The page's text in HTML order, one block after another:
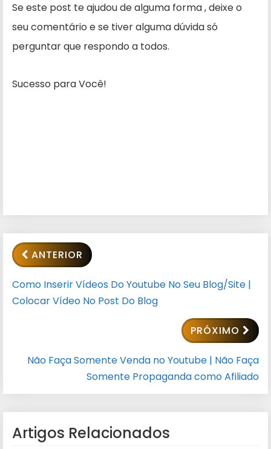
Se este post te ajudou de alguma forma , deixe o
seu comentário e se tiver alguma dúvida só
perguntar que respondo a todos.
Sucesso para Você!
ANTERIOR
Como Inserir Vídeos Do Youtube No Seu Blog/Site |
Colocar Vídeo No Post Do Blog
PRÓXIMO
Não Faça Somente Venda no Youtube | Não Faça
Somente Propaganda como Afiliado
Artigos Relacionados